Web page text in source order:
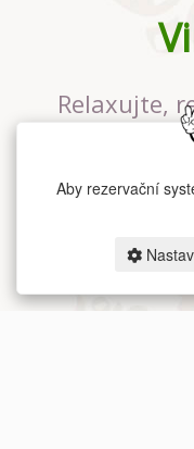
Relaxujte,
se v
Aby rezervační